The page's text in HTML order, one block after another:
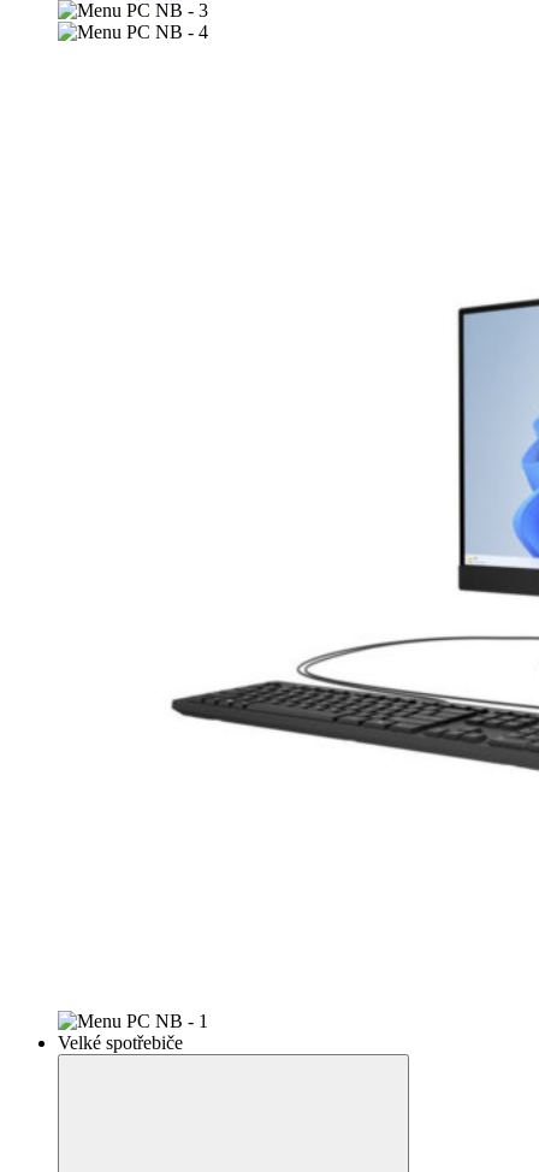
Velké spotřebiče